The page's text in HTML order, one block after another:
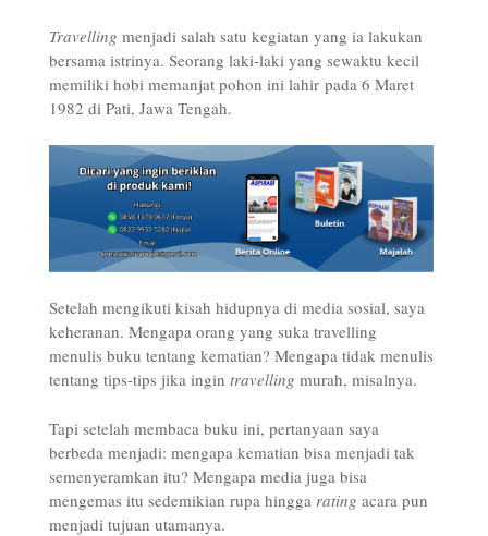
Travelling menjadi salah satu kegiatan yang ia lakukan
bersama istrinya. Seorang laki-laki yang sewaktu kecil
memiliki hobi memanjat pohon ini lahir pada 6 Maret
1982 di Pati, Jawa Tengah.
Setelah mengikuti kisah hidupnya di media sosial, saya
keheranan. Mengapa orang yang suka travelling
menulis buku tentang kematian? Mengapa tidak menulis
tentang tips-tips jika ingin travelling murah, misalnya.
Tapi setelah membaca buku ini, pertanyaan saya
berbeda menjadi: mengapa kematian bisa menjadi tak
semenyeramkan itu? Mengapa media juga bisa
mengemas itu sedemikian rupa hingga rating acara pun
menjadi tujuan utamanya.